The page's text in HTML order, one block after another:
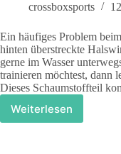
crossboxsports
Ein häufiges Problem
hinten überstreckte
gerne im Wasser
trainieren möchtest, dann
Dieses Schaumstoffteil
Weiterlesen
Training